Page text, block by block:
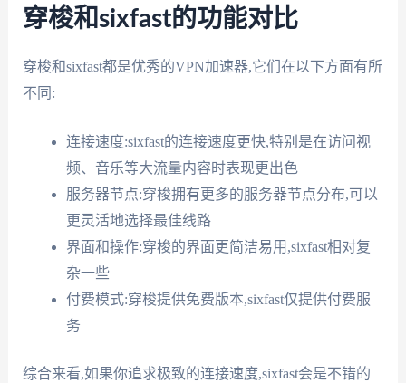
穿梭和sixfast的功能对比
穿梭和sixfast都是优秀的VPN加速器,它们在以下方面有所
不同:
连接速度:sixfast的连接速度更快,特别是在访问视
频、音乐等大流量内容时表现更出色
服务器节点:穿梭拥有更多的服务器节点分布,可以
更灵活地选择最佳线路
界面和操作:穿梭的界面更简洁易用,sixfast相对复
杂一些
付费模式:穿梭提供免费版本,sixfast仅提供付费服
务
综合来看,如果你追求极致的连接速度,sixfast会是不错的